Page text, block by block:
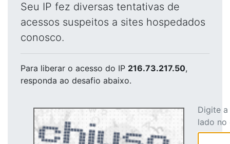
Seu IP fez diversas tentativas de
acessos suspeitos a sites hospedados
conosco.
Para liberar o acesso do IP 216.73.217.50,
responda ao desafio abaixo.
Digite
lado no